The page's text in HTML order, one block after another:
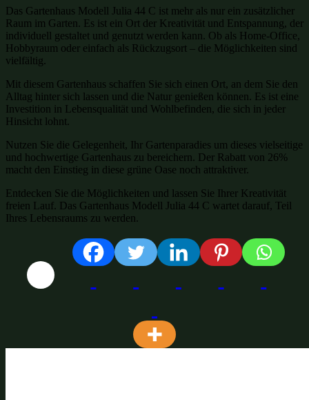
Das Gartenhaus Modell Julia 44 C ist mehr als nur ein zusätzlicher
Raum im Garten. Es ist ein Ort der Kreativität und Entspannung, der
individuell gestaltet und genutzt werden kann. Ob als Home-Office,
Hobbyraum oder einfach als Rückzugsort – die Möglichkeiten sind
vielfältig.
Mit diesem Gartenhaus schaffen Sie sich einen Ort, an dem Sie den
Alltag hinter sich lassen und die Natur genießen können. Es ist eine
Investition in Lebensqualität und Wohlbefinden, die sich in jeder
Hinsicht lohnt.
Nutzen Sie die Gelegenheit, Ihr Gartenparadies um dieses vielseitige
und hochwertige Gartenhaus zu bereichern. Der Rabatt von 26%
macht den Einstieg in diese grüne Oase noch attraktiver.
Entdecken Sie die Möglichkeiten und lassen Sie Ihrer Kreativität
freien Lauf. Das Gartenhaus Modell Julia 44 C wartet darauf, Teil
Ihres Lebensraums zu werden.